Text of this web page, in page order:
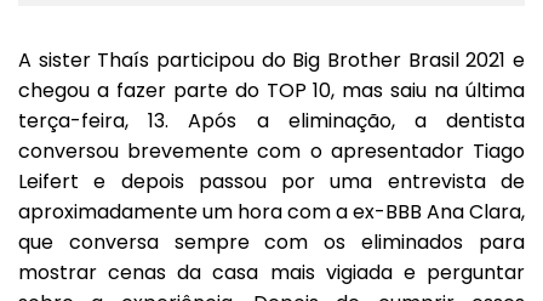
A sister Thaís participou do Big Brother Brasil 2021 e
chegou a fazer parte do TOP 10, mas saiu na última
terça-feira, 13. Após a eliminação, a dentista
conversou brevemente com o apresentador Tiago
Leifert e depois passou por uma entrevista de
aproximadamente um hora com a ex-BBB Ana Clara,
que conversa sempre com os eliminados para
mostrar cenas da casa mais vigiada e perguntar